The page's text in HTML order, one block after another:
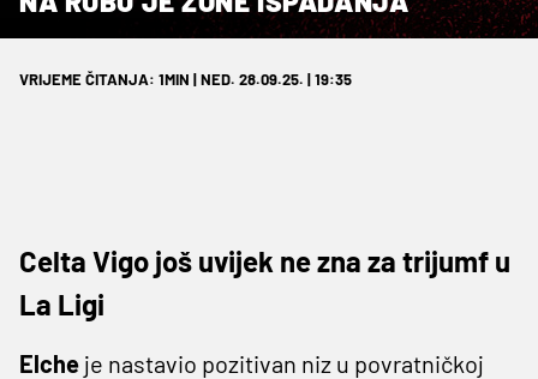
VRIJEME ČITANJA: 1MIN | NED. 28.09.25. | 19:35
Celta Vigo još uvijek ne zna za trijumf u
La Ligi
Elche je nastavio pozitivan niz u povratničkoj